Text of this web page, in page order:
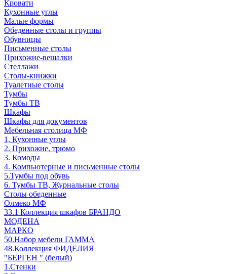
Кровати
Кухонные углы
Малые формы
Обеденные столы и группы
Обувницы
Письменные столы
Прихожие-вешалки
Стеллажи
Столы-книжки
Туалетные столы
Тумбы
Тумбы ТВ
Шкафы
Шкафы для документов
Мебельная столица МФ
1, Кухонные углы
2. Прихожие, трюмо
3. Комоды
4. Компьютерные и письменные столы
5.Тумбы под обувь
6. Тумбы ТВ, Журнальные столы
Столы обеденные
Олмеко МФ
33.1 Коллекция шкафов БРАНДО
МОДЕНА
МАРКО
50.Набор мебели ГАММА
48.Коллекция ФИДЕЛИЯ
"БЕРГЕН " (белый)
1.Стенки